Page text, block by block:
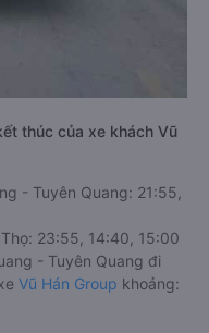
thúc của xe khách Vũ
- Tuyên Quang: 21:55,
23:55, 14:40, 15:00
- Tuyên Quang đi
Vũ Hán Group khoảng: